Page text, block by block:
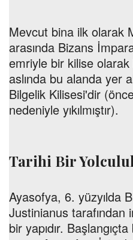
Mevcut bina ilk olarak
arasında Bizans
emriyle bir kilise
aslında bu alanda yer
Bilgelik Kilisesi'dir
nedeniyle yıkılmıştır).
Tarihi Bir
Ayasofya, 6. yüzyılda
Justinianus tarafından
bir yapıdır.